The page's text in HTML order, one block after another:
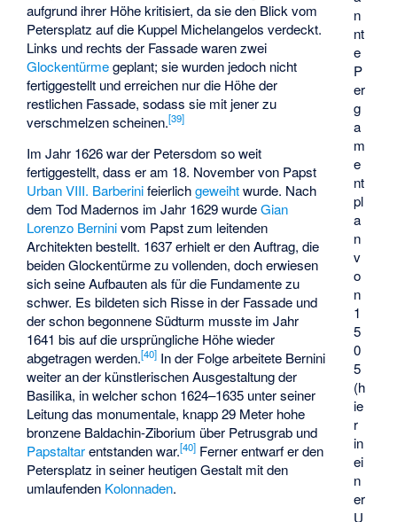
n
nt
e
P
er
g
a
m
e
nt
pl
a
n
v
o
n
1
5
0
5
(h
ie
r
in
ei
n
er
U
aufgrund ihrer Höhe kritisiert, da sie den Blick vom
Petersplatz auf die Kuppel Michelangelos verdeckt.
Links und rechts der Fassade waren zwei
Glockentürmegeplant; sie wurden jedoch nicht
fertiggestellt und erreichen nur die Höhe der
restlichen Fassade, sodass sie mit jener zu
verschmelzen scheinen.[39]
Im Jahr 1626 war der Petersdom so weit
fertiggestellt, dass er am 18. November von Papst
Urban VIII. Barberinifeierlichgeweihtwurde. Nach
dem Tod Madernos im Jahr 1629 wurdeGian
Lorenzo Berninivom Papst zum leitenden
Architekten bestellt. 1637 erhielt er den Auftrag, die
beiden Glockentürme zu vollenden, doch erwiesen
sich seine Aufbauten als für die Fundamente zu
schwer. Es bildeten sich Risse in der Fassade und
der schon begonnene Südturm musste im Jahr
1641 bis auf die ursprüngliche Höhe wieder
abgetragen werden.[40] In der Folge arbeitete Bernini
weiter an der künstlerischen Ausgestaltung der
Basilika, in welcher schon 1624–1635 unter seiner
Leitung das monumentale, knapp 29 Meter hohe
bronzene Baldachin-Ziborium über Petrusgrab und
Papstaltarentstanden war.[40] Ferner entwarf er den
Petersplatz in seiner heutigen Gestalt mit den
umlaufenden Kolonnaden.